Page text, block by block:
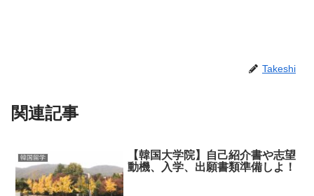
Takeshi
関連記事
韓国留学
【韓国大学院】自己紹介書や志望
動機、入学、出願書類準備しよ！